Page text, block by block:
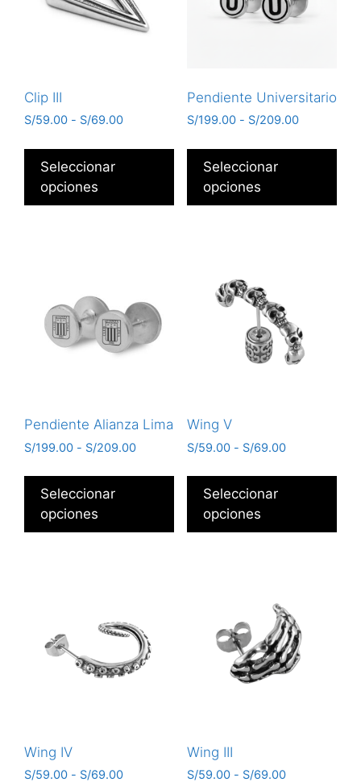
Clip III
S/59.00 - S/69.00
Seleccionar
opciones
Pendiente Universitario
S/199.00 - S/209.00
Seleccionar
opciones
Pendiente Alianza Lima
S/199.00 - S/209.00
Seleccionar
opciones
Wing V
S/59.00 - S/69.00
Seleccionar
opciones
Wing IV
S/59.00 - S/69.00
Wing III
S/59.00 - S/69.00